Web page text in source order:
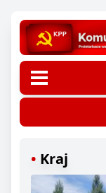
Kraj